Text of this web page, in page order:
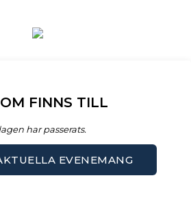
FINNS TILL
har passerats.
EVENEMANG